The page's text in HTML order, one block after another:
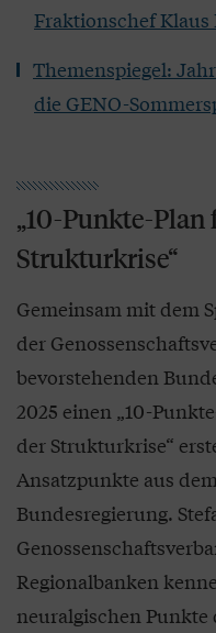
Fraktionschef Klaus
Themenspiegel:
die GENO-
„10-Punkte-
Strukturkrise“
Gemeinsam mit dem
der
bevorstehenden
2025 einen „10-
der Strukturkrise“
Ansatzpunkte aus
Bundesregierung.
Regionalbanken
neuralgischen Punkte